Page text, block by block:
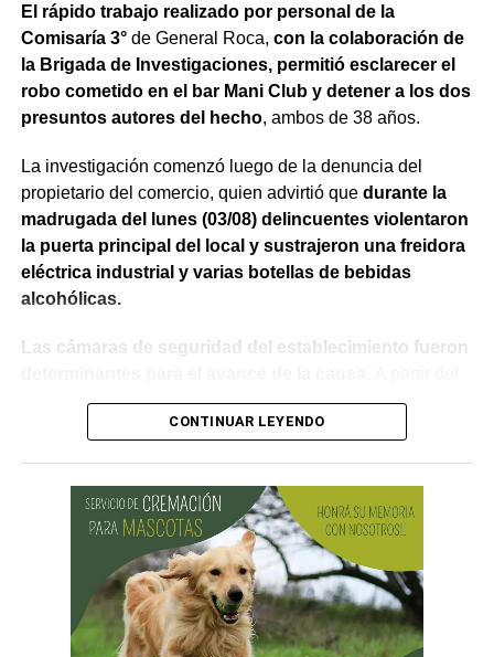
El rápido trabajo realizado por personal de la
Comisaría 3°de General Roca, con la colaboración de
la Brigada de Investigaciones, permitió esclarecer el
robo cometido en el bar Mani Club y detener a los dos
presuntos autores del hecho, ambos de 38 años.
La investigación comenzó luego de la denuncia del
propietario del comercio, quien advirtió que durante la
madrugada del lunes (03/08) delincuentes violentaron
la puerta principal del local y sustrajeron una freidora
eléctrica industrial y varias botellas de bebidas
alcohólicas.
Las cámaras de seguridad del establecimiento fueron
análisis de las imágenes,los investigadores lograron
identificar a los dos sospechosos, quienes quedaron
Durante recorridas preventivas realizadas en distintos
sectores de la ciudad,efectivos de la Comisaría 3°
localizaron primero a uno de los hombres y, horas
más tarde, al segundo. Ambos vestían la misma
indumentaria observada en las filmaciones del robo,
por lo que fueron detenidos por disposición del fiscal de
CONTINUAR LEYENDO